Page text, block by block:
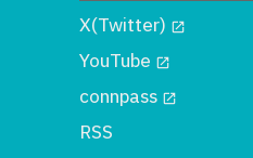
X(Twitter) open_in_new
YouTube open_in_new
connpass open_in_new
RSS